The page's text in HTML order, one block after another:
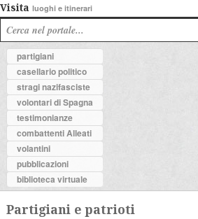
Visita luoghi e itinerari
partigiani
casellario politico
stragi nazifasciste
volontari di Spagna
testimonianze
combattenti Alleati
volantini
pubblicazioni
biblioteca virtuale
Partigiani e patrioti